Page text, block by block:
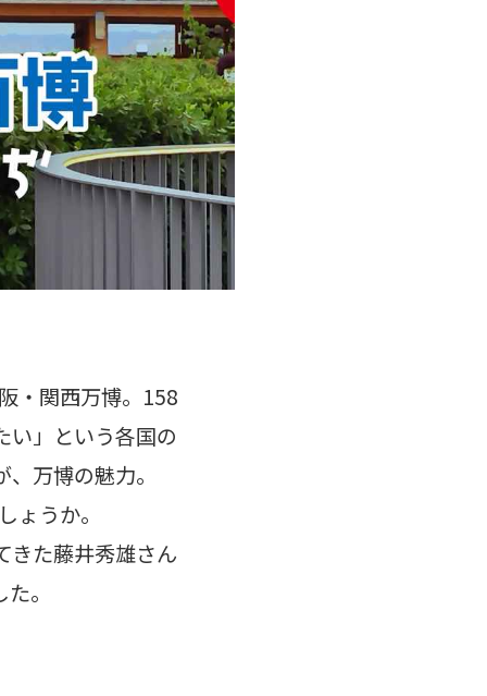
・関西万博。158
い」という各国の
万博の魅力。
うか。
きた藤井秀雄さん
。